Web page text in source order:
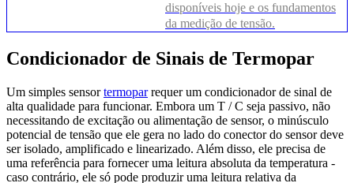
disponíveis hoje e os fundamentos
da medição de tensão.
Condicionador de Sinais de Termopar
Um simples sensortermoparrequer um condicionador de sinal de
alta qualidade para funcionar. Embora um T / C seja passivo, não
necessitando de excitação ou alimentação de sensor, o minúsculo
potencial de tensão que ele gera no lado do conector do sensor deve
ser isolado, amplificado e linearizado. Além disso, ele precisa de
uma referência para fornecer uma leitura absoluta da temperatura -
caso contrário, ele só pode produzir uma leitura relativa da